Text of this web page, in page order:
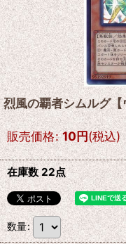
烈風の覇者シムルグ【
販売価格: 10円(税込)
在庫数 22点
数量: